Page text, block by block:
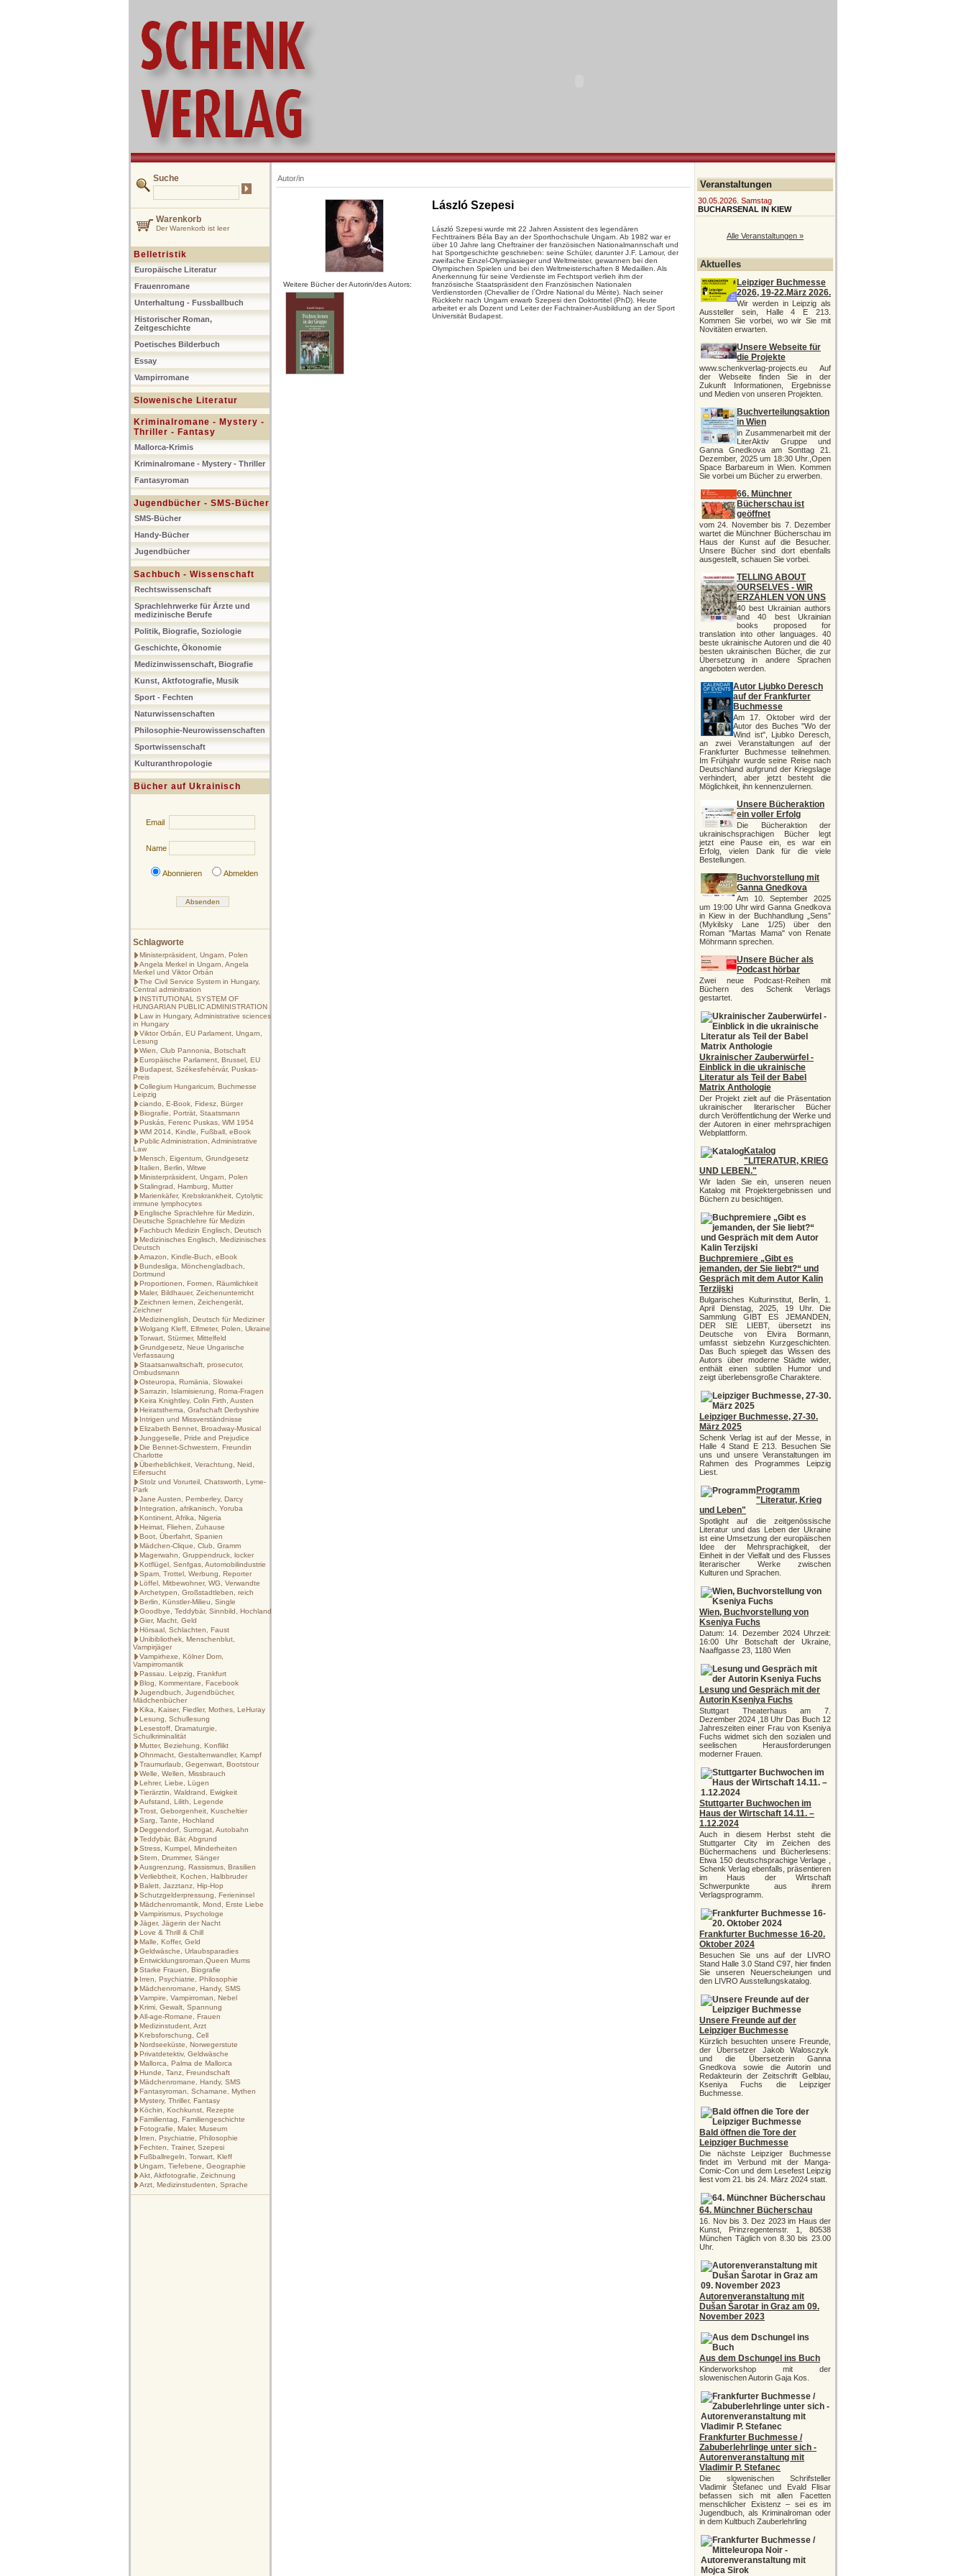
Suche
Warenkorb
Der Warenkorb ist leer
Belletristik
Europäische Literatur
Frauenromane
Unterhaltung - Fussballbuch
Historischer Roman,
Zeitgeschichte
Poetisches Bilderbuch
Essay
Vampirromane
Slowenische Literatur
Kriminalromane - Mystery -
Thriller - Fantasy
Mallorca-Krimis
Kriminalromane - Mystery - Thriller
Fantasyroman
Jugendbücher - SMS-Bücher
SMS-Bücher
Handy-Bücher
Jugendbücher
Sachbuch - Wissenschaft
Rechtswissenschaft
Sprachlehrwerke für Ärzte und
medizinische Berufe
Politik, Biografie, Soziologie
Geschichte, Ökonomie
Medizinwissenschaft, Biografie
Kunst, Aktfotografie, Musik
Sport - Fechten
Naturwissenschaften
Philosophie-Neurowissenschaften
Sportwissenschaft
Kulturanthropologie
Bücher auf Ukrainisch
Email
Name
Abonnieren Abmelden
Schlagworte
Ministerpräsident, Ungarn, Polen
Angela Merkel in Ungarn, Angela
Merkel und Viktor Orbán
The Civil Service System in Hungary,
Central adminitration
INSTITUTIONAL SYSTEM OF
HUNGARIAN PUBLIC ADMINISTRATION
Law in Hungary, Administrative sciences
in Hungary
Viktor Orbán, EU Parlament, Ungarn,
Lesung
Wien, Club Pannonia, Botschaft
Europäische Parlament, Brussel, EU
Budapest, Székesfehérvár, Puskas-
Preis
Collegium Hungaricum, Buchmesse
Leipzig
ciando, E-Book, Fidesz, Bürger
Biografie, Porträt, Staatsmann
Puskás, Ferenc Puskas, WM 1954
WM 2014, Kindle, Fußball, eBook
Public Administration, Administrative
Law
Mensch, Eigentum, Grundgesetz
Italien, Berlin, Witwe
Ministerpräsident, Ungarn, Polen
Stalingrad, Hamburg, Mutter
Marienkäfer, Krebskrankheit, Cytolytic
immune lymphocytes
Englische Sprachlehre für Medizin,
Deutsche Sprachlehre für Medizin
Fachbuch Medizin Englisch, Deutsch
Medizinisches Englisch, Medizinisches
Deutsch
Amazon, Kindle-Buch, eBook
Bundesliga, Mönchengladbach,
Dortmund
Proportionen, Formen, Räumlichkeit
Maler, Bildhauer, Zeichenunterricht
Zeichnen lernen, Zeichengerät,
Zeichner
Medizinenglish, Deutsch für Mediziner
Wolgang Kleff, Elfmeter, Polen, Ukraine
Torwart, Stürmer, Mittelfeld
Grundgesetz, Neue Ungarische
Verfassaung
Staatsanwaltschaft, prosecutor,
Ombudsmann
Osteuropa, Rumänia, Slowakei
Sarrazin, Islamisierung, Roma-Fragen
Keira Knightley, Colin Firth, Austen
Heiratsthema, Grafschaft Derbyshire
Intrigen und Missverständnisse
Elizabeth Bennet, Broadway-Musical
Junggeselle, Pride and Prejudice
Die Bennet-Schwestern, Freundin
Charlotte
Überheblichkeit, Verachtung, Neid,
Eifersucht
Stolz und Vorurteil, Chatsworth, Lyme-
Park
Jane Austen, Pemberley, Darcy
Integration, afrikanisch, Yoruba
Kontinent, Afrika, Nigeria
Heimat, Fliehen, Zuhause
Boot, Überfahrt, Spanien
Mädchen-Clique, Club, Gramm
Magerwahn, Gruppendruck, locker
Kotflügel, Senfgas, Automobilindustrie
Spam, Trottel, Werbung, Reporter
Löffel, Mitbewohner, WG, Verwandte
Archetypen, Großstadtleben, reich
Berlin, Künstler-Milieu, Single
Goodbye, Teddybär, Sinnbild, Hochland
Gier, Macht, Geld
Hörsaal, Schlachten, Faust
Unibibliothek, Menschenblut,
Vampirjäger
Vampirhexe, Kölner Dom,
Vampirromantik
Passau. Leipzig, Frankfurt
Blog, Kommentare, Facebook
Jugendbuch, Jugendbücher,
Mädchenbücher
Kika, Kaiser, Fiedler, Mothes, LeHuray
Lesung, Schullesung
Lesestoff, Dramaturgie,
Schulkriminalität
Mutter, Beziehung, Konflikt
Ohnmacht, Gestaltenwandler, Kampf
Traumurlaub, Gegenwart, Bootstour
Welle, Wellen, Missbrauch
Lehrer, Liebe, Lügen
Tierärztin, Waldrand, Ewigkeit
Aufstand, Lilith, Legende
Trost, Geborgenheit, Kuscheltier
Sarg, Tante, Hochland
Deggendorf, Surrogat, Autobahn
Teddybär, Bär, Abgrund
Stress, Kumpel, Minderheiten
Stern, Drummer, Sänger
Ausgrenzung, Rassismus, Brasilien
Verliebtheit, Kochen, Halbbruder
Balett, Jazztanz, Hip-Hop
Schutzgelderpressung, Ferieninsel
Mädchenromantik, Mond, Erste Liebe
Vampirismus, Psychologe
Jäger, Jägerin der Nacht
Love & Thrill & Chill
Malle, Koffer, Geld
Geldwäsche, Urlaubsparadies
Entwicklungsroman,Queen Mums
Starke Frauen, Biografie
Irren, Psychiatrie, Philosophie
Mädchenromane, Handy, SMS
Vampire, Vampirroman, Nebel
Krimi, Gewalt, Spannung
All-age-Romane, Frauen
Medizinstudent, Arzt
Krebsforschung, Cell
Nordseeküste, Norwegerstute
Privatdetektiv, Geldwäsche
Mallorca, Palma de Mallorca
Hunde, Tanz, Freundschaft
Mädchenromane, Handy, SMS
Fantasyroman, Schamane, Mythen
Mystery, Thriller, Fantasy
Köchin, Kochkunst, Rezepte
Familientag, Familiengeschichte
Fotografie, Maler, Museum
Irren, Psychiatrie, Philosophie
Fechten, Trainer, Szepesi
Fußballregeln, Torwart, Kleff
Ungarn, Tiefebene, Geographie
Akt, Aktfotografie, Zeichnung
Arzt, Medizinstudenten, Sprache
Autor/in
Weitere Bücher der Autorin/des Autors:
László Szepesi
László Szepesi wurde mit 22 Jahren Assistent des legendären
Fechttrainers Béla Bay an der Sporthochschule Ungarn. Ab 1982 war er
über 10 Jahre lang Cheftrainer der französischen Nationalmannschaft und
hat Sportgeschichte geschrieben: seine Schüler, darunter J.F. Lamour, der
zweifache Einzel-Olympiasieger und Weltmeister, gewannen bei den
Olympischen Spielen und bei den Weltmeisterschaften 8 Medaillen. Als
Anerkennung für seine Verdienste im Fechtsport verlieh ihm der
französische Staatspräsident den Französischen Nationalen
Verdienstorden (Chevallier de l`Ordre National du Mèrite). Nach seiner
Rückkehr nach Ungarn erwarb Szepesi den Doktortitel (PhD). Heute
arbeitet er als Dozent und Leiter der Fachtrainer-Ausbildung an der Sport
Universität Budapest.
Veranstaltungen
30.05.2026. Samstag
BUCHARSENAL IN KIEW
Alle Veranstaltungen »
Aktuelles
Leipziger Buchmesse
2026, 19-22.März 2026.
Wir werden in Leipzig als
Aussteller sein, Halle 4 E 213.
Kommen Sie vorbei, wo wir Sie mit
Novitäten erwarten.
Unsere Webseite für
die Projekte
www.schenkverlag-projects.eu Auf
der Webseite finden Sie in der
Zukunft Informationen, Ergebnisse
und Medien von unseren Projekten.
Buchverteilungsaktion
in Wien
in Zusammenarbeit mit der
LiterAktiv Gruppe und
Ganna Gnedkova am Sonttag 21.
Dezember, 2025 um 18:30 Uhr.,Open
Space Barbareum in Wien. Kommen
Sie vorbei um Bücher zu erwerben.
66. Münchner
Bücherschau ist
geöffnet
vom 24. November bis 7. Dezember
wartet die Münchner Bücherschau im
Haus der Kunst auf die Besucher.
Unsere Bücher sind dort ebenfalls
ausgestellt, schauen Sie vorbei.
TELLING ABOUT
OURSELVES - WIR
ERZÄHLEN VON UNS
40 best Ukrainian authors
and 40 best Ukrainian
books proposed for
translation into other languages. 40
beste ukrainische Autoren und die 40
besten ukrainischen Bücher, die zur
Übersetzung in andere Sprachen
angeboten werden.
Autor Ljubko Deresch
auf der Frankfurter
Buchmesse
Am 17. Oktober wird der
Autor des Buches "Wo der
Wind ist", Ljubko Deresch,
an zwei Veranstaltungen auf der
Frankfurter Buchmesse teilnehmen.
Im Frühjahr wurde seine Reise nach
Deutschland aufgrund der Kriegslage
verhindert, aber jetzt besteht die
Möglichkeit, ihn kennenzulernen.
Unsere Bücheraktion
ein voller Erfolg
Die Bücheraktion der
ukrainischsprachigen Bücher legt
jetzt eine Pause ein, es war ein
Erfolg, vielen Dank für die viele
Bestellungen.
Buchvorstellung mit
Ganna Gnedkova
Am 10. September 2025
um 19:00 Uhr wird Ganna Gnedkova
in Kiew in der Buchhandlung „Sens”
(Mykilsky Lane 1/25) über den
Roman "Martas Mama" von Renate
Möhrmann sprechen.
Unsere Bücher als
Podcast hörbar
Zwei neue Podcast-Reihen mit
Büchern des Schenk Verlags
gestartet.
Ukrainischer Zauberwürfel -
Einblick in die ukrainische
Literatur als Teil der Babel
Matrix Anthologie
Der Projekt zielt auf die Präsentation
ukrainischer literarischer Bücher
durch Veröffentlichung der Werke und
der Autoren in einer mehrsprachigen
Webplattform.
Katalog
"LITERATUR, KRIEG
UND LEBEN."
Wir laden Sie ein, unseren neuen
Katalog mit Projektergebnissen und
Büchern zu besichtigen.
Buchpremiere „Gibt es
jemanden, der Sie liebt?“ und
Gespräch mit dem Autor Kalin
Terzijski
Bulgarisches Kulturinstitut, Berlin, 1.
April Dienstag, 2025, 19 Uhr. Die
Sammlung GIBT ES JEMANDEN,
DER SIE LIEBT, übersetzt ins
Deutsche von Elvira Bormann,
umfasst siebzehn Kurzgeschichten.
Das Buch spiegelt das Wissen des
Autors über moderne Städte wider,
enthält einen subtilen Humor und
zeigt überlebensgroße Charaktere.
Leipziger Buchmesse, 27-30.
März 2025
Schenk Verlag ist auf der Messe, in
Halle 4 Stand E 213. Besuchen Sie
uns und unsere Veranstaltungen im
Rahmen des Programmes Leipzig
Liest.
Programm
"Literatur, Krieg
und Leben"
Spotlight auf die zeitgenössische
Literatur und das Leben der Ukraine
ist eine Umsetzung der europäischen
Idee der Mehrsprachigkeit, der
Einheit in der Vielfalt und des Flusses
literarischer Werke zwischen
Kulturen und Sprachen.
Wien, Buchvorstellung von
Kseniya Fuchs
Datum: 14. Dezember 2024 Uhrzeit:
16:00 Uhr Botschaft der Ukraine,
Naaffgasse 23, 1180 Wien
Lesung und Gespräch mit der
Autorin Kseniya Fuchs
Stuttgart Theaterhaus am 7.
Dezember 2024 ,18 Uhr Das Buch 12
Jahreszeiten einer Frau von Kseniya
Fuchs widmet sich den sozialen und
seelischen Herausforderungen
moderner Frauen.
Stuttgarter Buchwochen im
Haus der Wirtschaft 14.11. –
1.12.2024
Auch in diesem Herbst steht die
Stuttgarter City im Zeichen des
Büchermachens und Bücherlesens:
Etwa 150 deutschsprachige Verlage ,
Schenk Verlag ebenfalls, präsentieren
im Haus der Wirtschaft
Schwerpunkte aus ihrem
Verlagsprogramm.
Frankfurter Buchmesse 16-20.
Oktober 2024
Besuchen Sie uns auf der LIVRO
Stand Halle 3.0 Stand C97, hier finden
Sie unseren Neuerscheiungen und
den LIVRO Ausstellungskatalog.
Unsere Freunde auf der
Leipziger Buchmesse
Kürzlich besuchten unsere Freunde,
der Übersetzer Jakob Walosczyk
und die Übersetzerin Ganna
Gnedkova sowie die Autorin und
Redakteurin der Zeitschrift Gelblau,
Kseniya Fuchs die Leipziger
Buchmesse.
Bald öffnen die Tore der
Leipziger Buchmesse
Die nächste Leipziger Buchmesse
findet im Verbund mit der Manga-
Comic-Con und dem Lesefest Leipzig
liest vom 21. bis 24. März 2024 statt.
64. Münchner Bücherschau
16. Nov bis 3. Dez 2023 im Haus der
Kunst, Prinzregentenstr. 1, 80538
München Täglich von 8.30 bis 23.00
Uhr.
Autorenveranstaltung mit
Dušan Šarotar in Graz am 09.
November 2023
Aus dem Dschungel ins Buch
Kinderworkshop mit der
slowenischen Autorin Gaja Kos.
Frankfurter Buchmesse /
Zabuberlehrlinge unter sich -
Autorenveranstaltung mit
Vladimir P. Stefanec
Die slowenischen Schrifsteller
Vladimir Štefanec und Evald Flisar
befassen sich mit allen Facetten
menschlicher Existenz – sei es im
Jugendbuch, als Kriminalroman oder
in dem Kultbuch Zauberlehrling